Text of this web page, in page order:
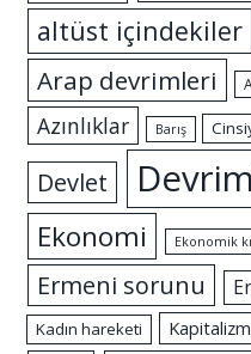
altüst içindekiler
Arap devrimleri
Azınlıklar Barış
Devlet
Ekonomi Ekonomik
Ermeni sorunu
Kadın hareketi Kapitalizm